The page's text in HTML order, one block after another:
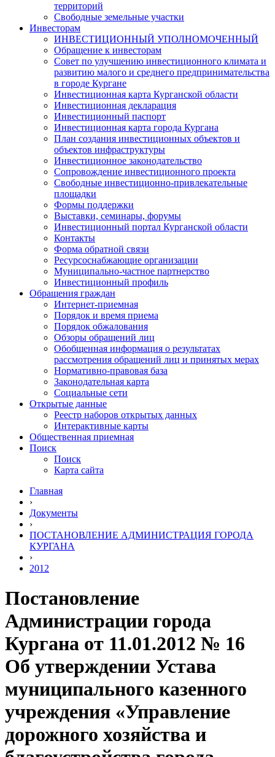
территорий
Свободные земельные участки
Инвесторам
ИНВЕСТИЦИОННЫЙ УПОЛНОМОЧЕННЫЙ
Обращение к инвесторам
Совет по улучшению инвестиционного климата и
развитию малого и среднего предпринимательства
в городе Кургане
Инвестиционная карта Курганской области
Инвестиционная декларация
Инвестиционный паспорт
Инвестиционная карта города Кургана
План создания инвестиционных объектов и
объектов инфраструктуры
Инвестиционное законодательство
Сопровождение инвестиционного проекта
Свободные инвестиционно-привлекательные
площадки
Формы поддержки
Выставки, семинары, форумы
Инвестиционный портал Курганской области
Контакты
Форма обратной связи
Ресурсоснабжающие организации
Муниципально-частное партнерство
Инвестиционный профиль
Обращения граждан
Интернет-приемная
Порядок и время приема
Порядок обжалования
Обзоры обращений лиц
Обобщенная информация о результатах
рассмотрения обращений лиц и принятых мерах
Нормативно-правовая база
Законодательная карта
Социальные сети
Открытые данные
Реестр наборов открытых данных
Интерактивные карты
Общественная приемная
Поиск
Поиск
Карта сайта
Главная
›
Документы
›
ПОСТАНОВЛЕНИЕ АДМИНИСТРАЦИЯ ГОРОДА
КУРГАНА
›
2012
Постановление
Администрации города
Кургана от 11.01.2012 № 16
Об утверждении Устава
муниципального казенного
учреждения «Управление
дорожного хозяйства и